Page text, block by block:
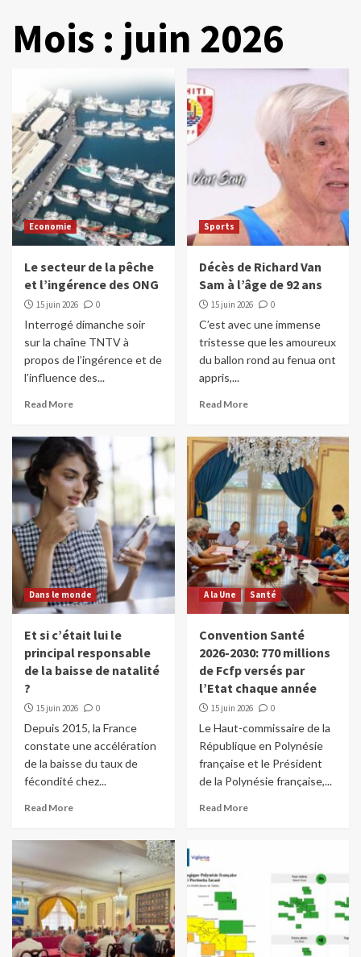
Mois : juin 2026
Economie
Le secteur de la pêche
et l’ingérence des ONG
15 juin 2026 0
Interrogé dimanche soir
sur la chaîne TNTV à
propos de l’ingérence et de
l’influence des...
Read More
Sports
Décès de Richard Van
Sam à l’âge de 92 ans
15 juin 2026 0
C’est avec une immense
tristesse que les amoureux
du ballon rond au fenua ont
appris,...
Read More
Dans le monde
Et si c’était lui le
principal responsable
de la baisse de natalité
?
15 juin 2026 0
Depuis 2015, la France
constate une accélération
de la baisse du taux de
fécondité chez...
Read More
A la Une Santé
Convention Santé
2026-2030: 770 millions
de Fcfp versés par
l’Etat chaque année
15 juin 2026 0
Le Haut-commissaire de la
République en Polynésie
française et le Président
de la Polynésie française,...
Read More